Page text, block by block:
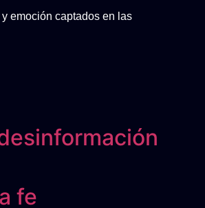
emoción captados en las
fe